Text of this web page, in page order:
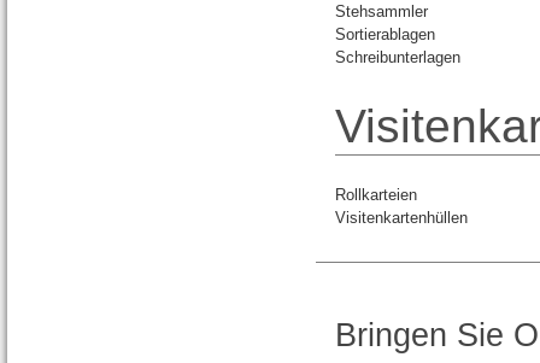
Stehsammler
Sortierablagen
Schreibunterlagen
Rollkarteien
Visitenkartenhüllen
Bringen Sie